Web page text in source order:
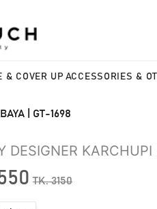
& COVER UP ACCESSORIES &
| GT-1698
DESIGNER
TK.3150